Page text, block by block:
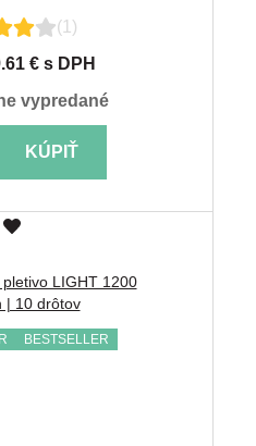
(1)
€ s DPH
vypredané
KÚPIŤ
LIGHT 1200
| 10 drôtov
BESTSELLER